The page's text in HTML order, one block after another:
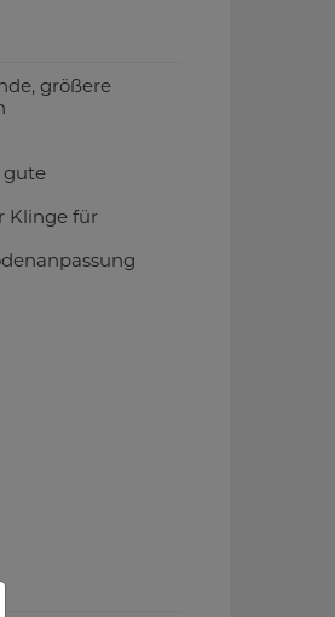
größere
gute
Klinge für